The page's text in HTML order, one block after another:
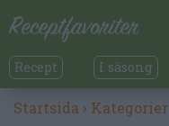
Recept I säsong
Startsida › Kategorier